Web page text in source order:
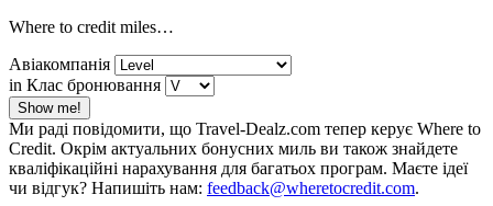
Where to credit miles…
Авіакомпанія
in Клас бронювання
Show me!
Ми раді повідомити, що Travel-Dealz.com тепер керує Where to
Credit. Окрім актуальних бонусних миль ви також знайдете
кваліфікаційні нарахування для багатьох програм. Маєте ідеї
чи відгук? Напишіть нам: feedback@wheretocredit.com.